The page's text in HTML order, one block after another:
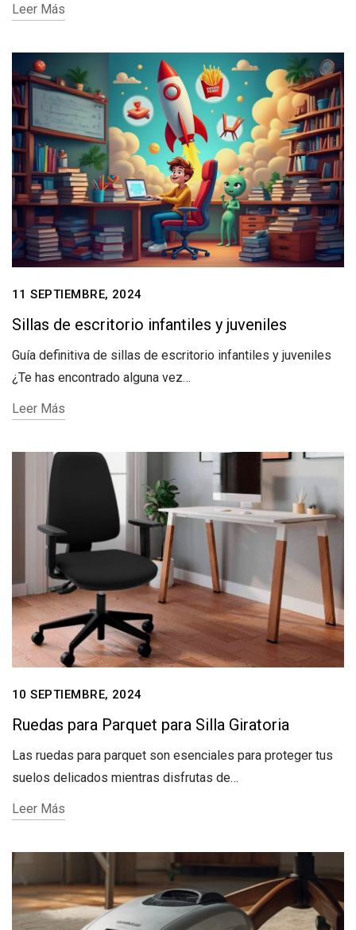
Leer Más
11 SEPTIEMBRE, 2024
Sillas de escritorio infantiles y juveniles
Guía definitiva de sillas de escritorio infantiles y juveniles
¿Te has encontrado alguna vez…
Leer Más
10 SEPTIEMBRE, 2024
Ruedas para Parquet para Silla Giratoria
Las ruedas para parquet son esenciales para proteger tus
suelos delicados mientras disfrutas de…
Leer Más